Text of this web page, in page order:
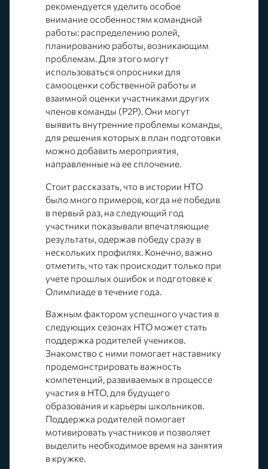
рекомендуется уделить особое
внимание особенностям командной
работы: распределению ролей,
планированию работы, возникающим
проблемам. Для этого могут
использоваться опросники для
самооценки собственной работы и
взаимной оценки участниками других
членов команды (P2P). Они могут
выявить внутренние проблемы команды,
для решения которых в план подготовки
можно добавить мероприятия,
направленные на ее сплочение.
Стоит рассказать, что в истории НТО
было много примеров, когда не победив
в первый раз, на следующий год
участники показывали впечатляющие
результаты, одержав победу сразу в
нескольких профилях. Конечно, важно
отметить, что так происходит только при
учете прошлых ошибок и подготовке к
Олимпиаде в течение года.
Важным фактором успешного участия в
следующих сезонах НТО может стать
поддержка родителей учеников.
Знакомство с ними помогает наставнику
продемонстрировать важность
компетенций, развиваемых в процессе
участия в НТО, для будущего
образования и карьеры школьников.
Поддержка родителей помогает
мотивировать участников и позволяет
выделить необходимое время на занятия
в кружке.